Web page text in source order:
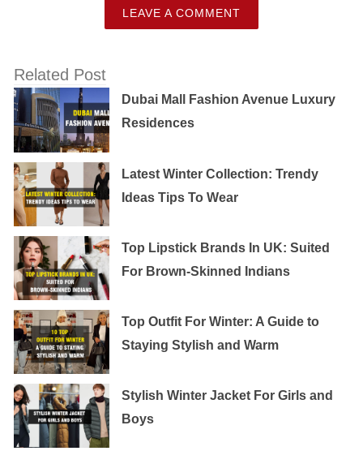
LEAVE A COMMENT
Related Post
Dubai Mall Fashion Avenue Luxury
Residences
Latest Winter Collection: Trendy
Ideas Tips To Wear
Top Lipstick Brands In UK: Suited
For Brown-Skinned Indians
Top Outfit For Winter: A Guide to
Staying Stylish and Warm
Stylish Winter Jacket For Girls and
Boys